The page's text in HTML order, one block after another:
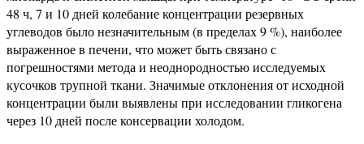
48 ч, 7 и 10 дней колебание концентрации резервных
углеводов было незначительным (в пределах 9 %), наиболее
выраженное в печени, что может быть связано с
погрешностями метода и неоднородностью исследуемых
кусочков трупной ткани. Значимые отклонения от исходной
концентрации были выявлены при исследовании гликогена
через 10 дней после консервации холодом.